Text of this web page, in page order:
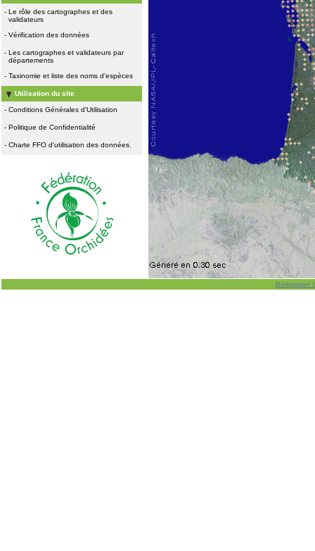
- Le rôle des cartographes et des
validateurs
- Vérification des données
- Les cartographes et validateurs par
départements
- Taxinomie et liste des noms d'espèces
Utilisation du site
- Conditions Générales d'Utilisation
- Politique de Confidentialité
- Charte FFO d'utilisation des données.
Biolovision